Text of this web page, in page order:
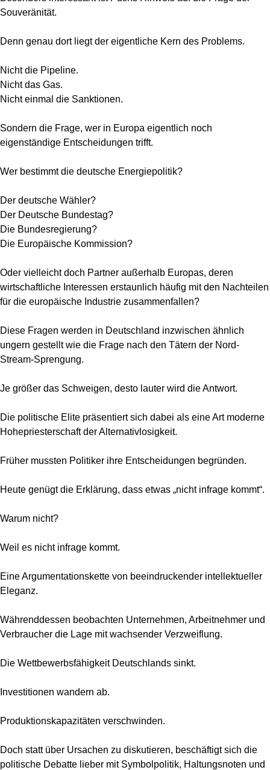
Souveränität.
Denn genau dort liegt der eigentliche Kern des Problems.
Nicht die Pipeline.
Nicht das Gas.
Nicht einmal die Sanktionen.
Sondern die Frage, wer in Europa eigentlich noch
eigenständige Entscheidungen trifft.
Wer bestimmt die deutsche Energiepolitik?
Der deutsche Wähler?
Der Deutsche Bundestag?
Die Bundesregierung?
Die Europäische Kommission?
Oder vielleicht doch Partner außerhalb Europas, deren
wirtschaftliche Interessen erstaunlich häufig mit den Nachteilen
für die europäische Industrie zusammenfallen?
Diese Fragen werden in Deutschland inzwischen ähnlich
ungern gestellt wie die Frage nach den Tätern der Nord-
Stream-Sprengung.
Je größer das Schweigen, desto lauter wird die Antwort.
Die politische Elite präsentiert sich dabei als eine Art moderne
Hohepriesterschaft der Alternativlosigkeit.
Früher mussten Politiker ihre Entscheidungen begründen.
Heute genügt die Erklärung, dass etwas „nicht infrage kommt“.
Warum nicht?
Weil es nicht infrage kommt.
Eine Argumentationskette von beeindruckender intellektueller
Eleganz.
Währenddessen beobachten Unternehmen, Arbeitnehmer und
Verbraucher die Lage mit wachsender Verzweiflung.
Die Wettbewerbsfähigkeit Deutschlands sinkt.
Investitionen wandern ab.
Produktionskapazitäten verschwinden.
Doch statt über Ursachen zu diskutieren, beschäftigt sich die
politische Debatte lieber mit Symbolpolitik, Haltungsnoten und